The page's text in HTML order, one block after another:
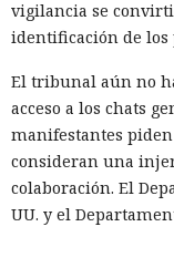
vigilancia se
identificación de los
El tribunal aún no
acceso a los chats
manifestantes
consideran una
colaboración. El
UU. y el